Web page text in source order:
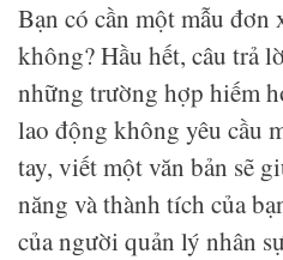
Bạn có cần một mẫu
không? Hầu hết, câu trả
những trường hợp hiếm
lao động không yêu cầu
tay, viết một văn bản sẽ
năng và thành tích của
của người quản lý nhân